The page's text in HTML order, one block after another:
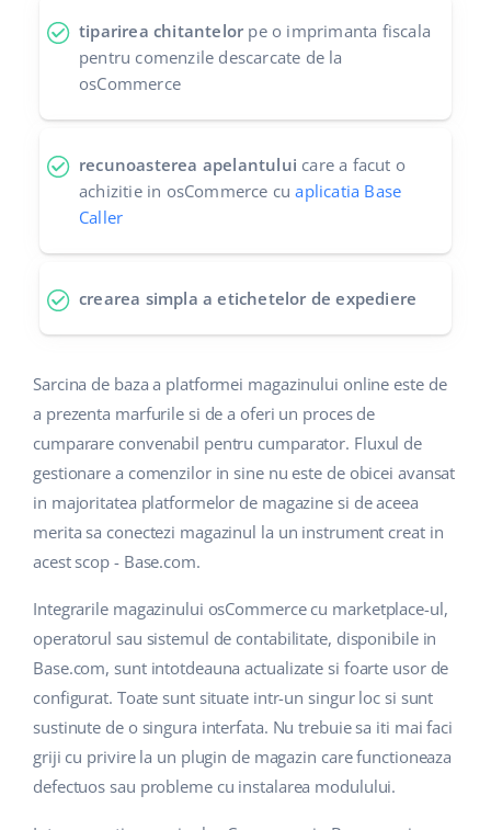
tiparirea chitantelor pe o imprimanta fiscala
pentru comenzile descarcate de la
osCommerce
recunoasterea apelantului care a facut o
achizitie in osCommerce cuaplicatia Base
Caller
crearea simpla a etichetelor de expediere
Sarcina de baza a platformei magazinului online este de
a prezenta marfurile si de a oferi un proces de
cumparare convenabil pentru cumparator. Fluxul de
gestionare a comenzilor in sine nu este de obicei avansat
in majoritatea platformelor de magazine si de aceea
merita sa conectezi magazinul la un instrument creat in
acest scop - Base.com.
Integrarile magazinului osCommerce cu marketplace-ul,
operatorul sau sistemul de contabilitate, disponibile in
Base.com, sunt intotdeauna actualizate si foarte usor de
configurat. Toate sunt situate intr-un singur loc si sunt
sustinute de o singura interfata. Nu trebuie sa iti mai faci
griji cu privire la un plugin de magazin care functioneaza
defectuos sau probleme cu instalarea modulului.